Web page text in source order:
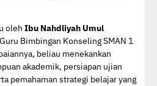
oleh Ibu Nahdliyah Umul
Bimbingan Konseling SMAN 1
beliau menekankan
akademik, persiapan ujian
pemahaman strategi belajar yang